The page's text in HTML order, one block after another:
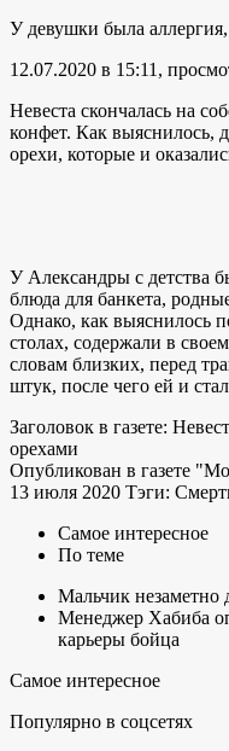
У девушки была аллергия,
12.07.2020 в 15:11,
Невеста скончалась на
конфет. Как выяснилось,
орехи, которые и
У Александры с детства
блюда для банкета,
Однако, как выяснилось
столах, содержали в
словам близких, перед
штук, после чего ей и
Заголовок в газете:
орехами
Опубликован в газете
13 июля 2020 Тэги:
Самое интересное
По теме
Мальчик незаметно
Менеджер Хабиба
карьеры бойца
Самое интересное
Популярно в соцсетях